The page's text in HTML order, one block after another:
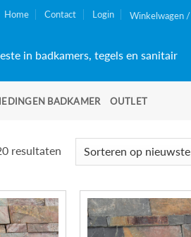
Home Contact Login Winkelwagen /
in badkamers, tegels en sanitair
BADKAMER OUTLET
resultatenGesorteerd